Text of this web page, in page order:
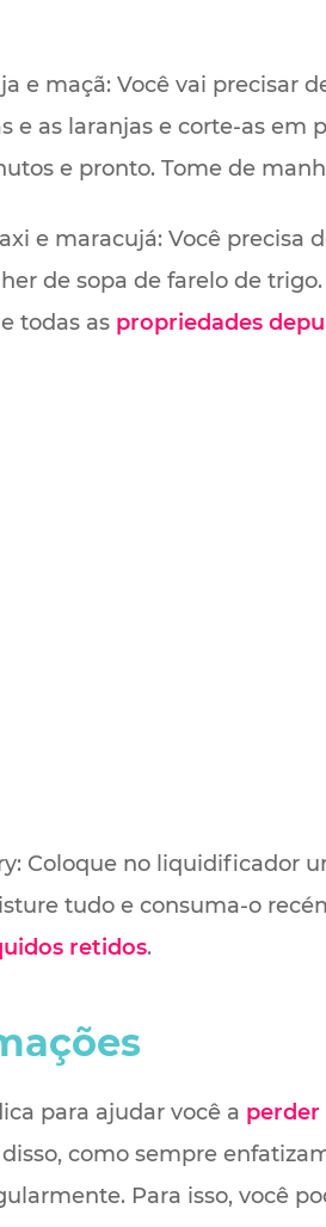
e maçã: Você vai precisar
e as laranjas e corte-as
e pronto. Tome de
e maracujá: Você precisa
de sopa de farelo de
todas as propriedades
Coloque no liquidificador
tudo e consuma-o
retidos.
para ajudar você a perder
como sempre
Para isso, você